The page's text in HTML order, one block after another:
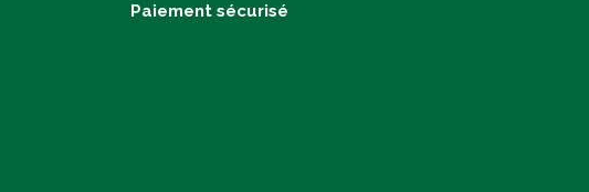
Paiement sécurisé